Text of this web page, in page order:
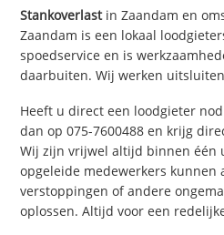
Stankoverlastin Zaandam en
Zaandam is een lokaal
spoedservice en is
daarbuiten. Wij werken
Heeft u direct een loodgieter
dan op 075-7600488 en krijg
Wij zijn vrijwel altijd binnen één
opgeleide medewerkers kunnen
verstoppingen of andere
oplossen. Altijd voor een